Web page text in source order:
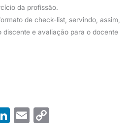
da profissão.
de check-list, servindo, assim,
discente e avaliação para o docente
Li
E